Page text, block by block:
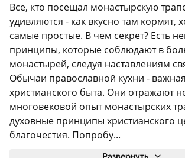
Все, кто посещал монастырскую
удивляются - как вкусно там кормят,
самые простые. В чем секрет? Есть
принципы, которые соблюдают в
монастырей, следуя наставлениям
Обычаи православной кухни -
христианского быта. Они отражают
многовековой опыт монастырских
духовные принципы христианского
благочестия. Попробу...